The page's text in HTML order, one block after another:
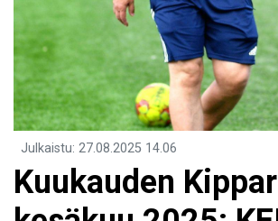
Julkaistu: 27.08.2025 14.06
Kuukauden